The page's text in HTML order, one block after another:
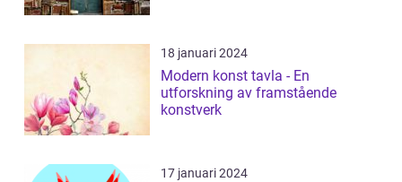
18 januari 2024
Modern konst tavla - En
utforskning av framstående
konstverk
17 januari 2024